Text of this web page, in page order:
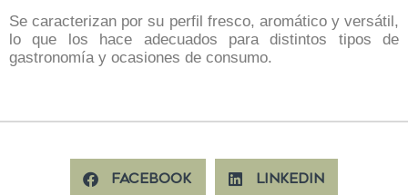
Se caracterizan por su perfil fresco, aromático y versátil,
lo que los hace adecuados para distintos tipos de
gastronomía y ocasiones de consumo.
Facebook LinkedIn